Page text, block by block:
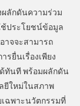
ลักดันความร่วม
ช้ประโยชน์ข้อมูล
าจจะสามารถ
รยื่นเรื่องเพียง
ด้ทันที พร้อมผลักดัน
ยีใหม่ในสภาพ
ฉพาะนวัตกรรมที่